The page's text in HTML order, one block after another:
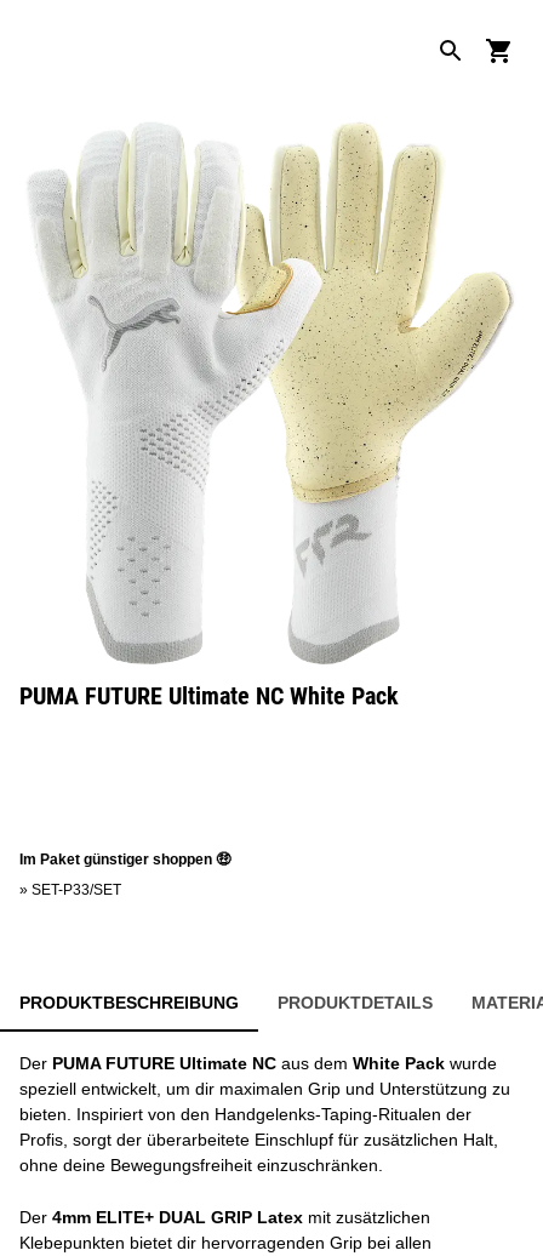
PUMA FUTURE Ultimate NC White Pack
Im Paket günstiger shoppen 🤑
» SET-P33/SET
PRODUKTBESCHREIBUNG PRODUKTDETAILS
Der PUMA FUTURE Ultimate NC aus dem White Pack wurde
speziell entwickelt, um dir maximalen Grip und Unterstützung zu
bieten. Inspiriert von den Handgelenks-Taping-Ritualen der
Profis, sorgt der überarbeitete Einschlupf für zusätzlichen Halt,
ohne deine Bewegungsfreiheit einzuschränken.
Der 4mm ELITE+ DUAL GRIP Latex mit zusätzlichen
Klebepunkten bietet dir hervorragenden Grip bei allen